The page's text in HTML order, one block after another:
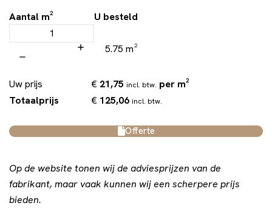
Aantal m² U besteld
5.75 m²
Uw prijs € 21,75 incl. btw. per m²
Totaalprijs
€ 125,06 incl. btw.
Offerte
Op de website tonen wij de adviesprijzen van de
fabrikant, maar vaak kunnen wij een scherpere prijs
bieden.